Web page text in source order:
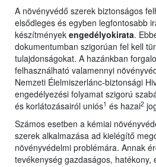
A növényvédő szerek biztonságos
elsődleges és egyben legfontosabb
készítmények engedélyokirata.
dokumentumban szigorúan fel kell
tulajdonságokat. A hazánkban
felhasználható valamennyi
Nemzeti Élelmiszerlánc-biztonsági
engedélyezési folyamat szigorú
és korlátozásairól uniós1 és hazai2
Számos esetben a kémiai
szerek alkalmazása ad kielégítő
növényvédelmi problémára. Annak
tevékenység gazdaságos,